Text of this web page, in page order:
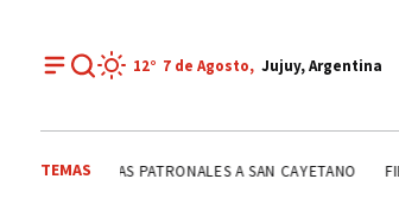
12° 7 de Agosto, Jujuy, Argentina
TEMAS FIESTAS PATRONALES A SAN CAYETANO